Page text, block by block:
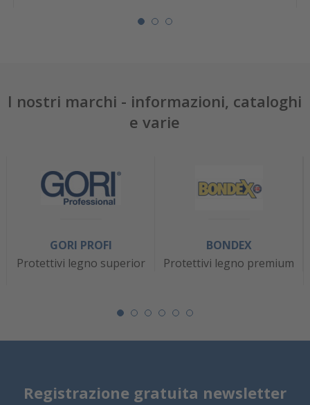
I nostri marchi - informazioni, cataloghi
e varie
GORI PROFI
Protettivi legno superior
BONDEX
Protettivi legno premium
Registrazione gratuita newsletter